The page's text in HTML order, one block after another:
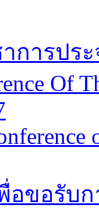
การปร
Of
อขอรับ